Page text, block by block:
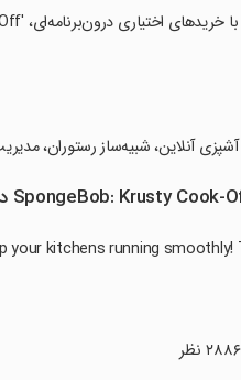
آنلاین، شبیه‌ساز رستوران،
your kitchens running
۲۸۸۶ نظر